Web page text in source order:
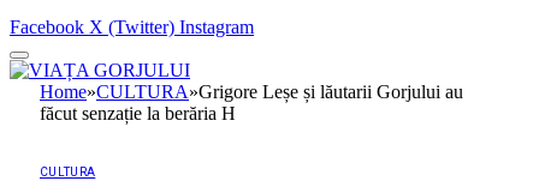
Facebook X (Twitter) Instagram
Home»CULTURA»Grigore Leșe și lăutarii Gorjului au
făcut senzație la berăria H
CULTURA